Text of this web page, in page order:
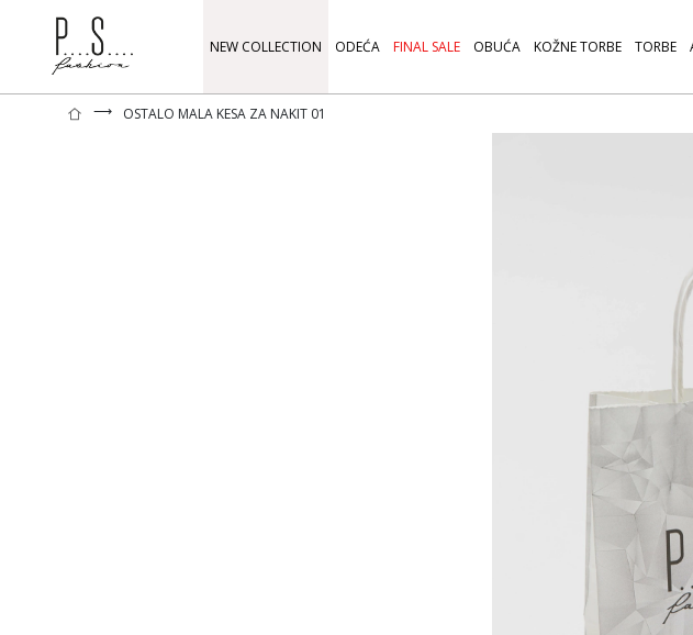
NEW COLLECTION ODEĆA FINAL SALE OBUĆA KOŽNE TORBE TORBE
⟶ OSTALO MALA KESA ZA NAKIT 01